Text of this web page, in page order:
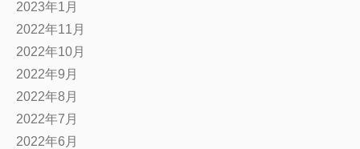
2023年1月
2022年11月
2022年10月
2022年9月
2022年8月
2022年7月
2022年6月